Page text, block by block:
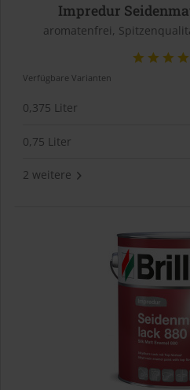
Impredur
aromatenfrei,
Verfügbare Varianten
0,375 Liter
0,75 Liter
2 weitere